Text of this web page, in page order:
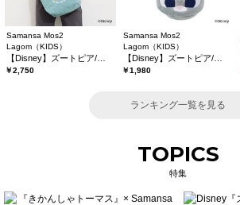
Samansa Mos2
Lagom（KIDS）
￥2,750
Samansa Mos2
Lagom（KIDS）
￥1,980
ランキング一覧を見る
TOPICS
特集